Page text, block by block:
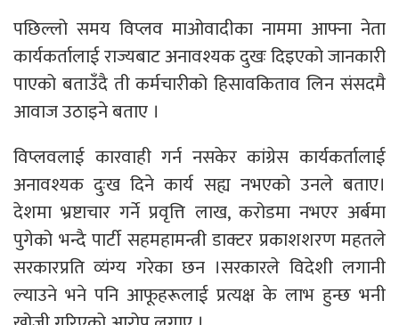
पछिल्लो समय विप्लव माओवादीका नाममा आफ्ना नेता
कार्यकर्तालाई राज्यबाट अनावश्यक दुखः दिइएको जानकारी
पाएको बताउँदै ती कर्मचारीको हिसावकिताव लिन संसदमै
आवाज उठाइने बताए ।
विप्लवलाई कारवाही गर्न नसकेर कांग्रेस कार्यकर्तालाई
अनावश्यक दुःख दिने कार्य सह्य नभएको उनले बताए।
देशमा भ्रष्टाचार गर्ने प्रवृत्ति लाख, करोडमा नभएर अर्बमा
पुगेको भन्दै पार्टी सहमहामन्त्री डाक्टर प्रकाशशरण महतले
सरकारप्रति व्यंग्य गरेका छन ।सरकारले विदेशी लगानी
ल्याउने भने पनि आफूहरूलाई प्रत्यक्ष के लाभ हुन्छ भनी